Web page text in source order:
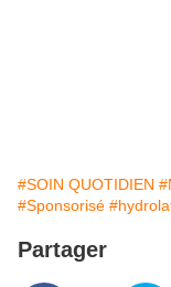
#SOIN QUOTIDIEN
#Sponsorisé
Partager